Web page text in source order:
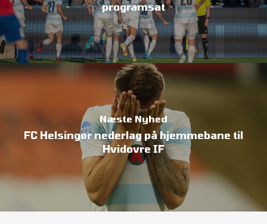
programsat
Næste Nyhed
FC Helsingør nederlag på hjemmebane til
Hvidovre IF